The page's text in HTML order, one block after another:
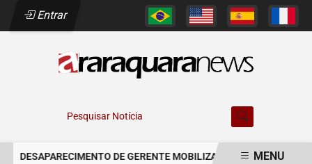
Entrar
Pesquisar Notícia
DESAPARECIMENTO DE GERENTE MOBILIZA AUTORIDADES EM
MENU